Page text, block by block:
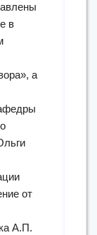
в
а
от
А.П.